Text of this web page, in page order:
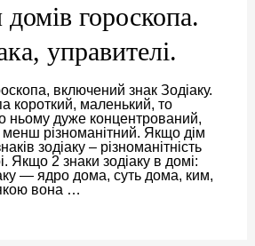
гороскопа.
управителі.
включений знак Зодіаку.
короткий, маленький, то
ньому дуже концентрований,
різноманітний. Якщо дім
зодіаку – різноманітність
Якщо 2 знаки зодіаку в домі:
— ядро дома, суть дома, ким,
вона …